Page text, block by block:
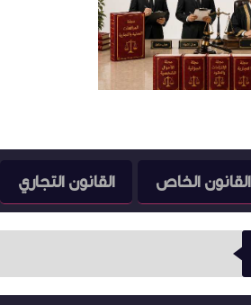
القانون الخاص القانون التجاري